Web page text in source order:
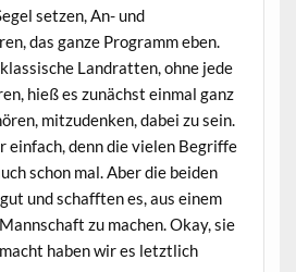
setzen, An- und
das ganze Programm eben.
Landratten, ohne jede
hieß es zunächst einmal ganz
mitzudenken, dabei zu sein.
einfach, denn die vielen Begriffe
schon mal. Aber die beiden
und schafften es, aus einem
zu machen. Okay, sie
haben wir es letztlich